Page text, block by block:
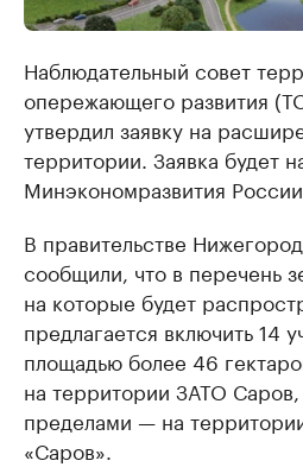
Наблюдательный совет
опережающего развития
утвердил заявку на
территории. Заявка будет
Минэкономразвития
В правительстве
сообщили, что в перечень
на которые будет
предлагается включить 14
площадью более 46
на территории ЗАТО Саров,
пределами — на
«Саров».